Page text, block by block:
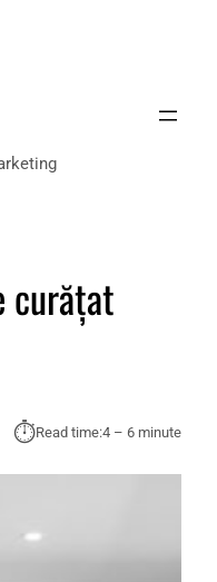
curățat
⏱︎Read time:4 – 6 minute